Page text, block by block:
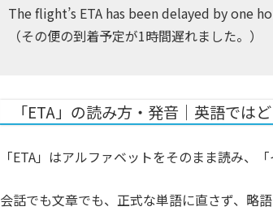
The flight’s ETA has been delayed by one
（その便の到着予定が1時間遅れました。）
「ETA」の読み方・発音｜英語では
「ETA」はアルファベットをそのまま読み、
会話でも文章でも、正式な単語に直さず、略